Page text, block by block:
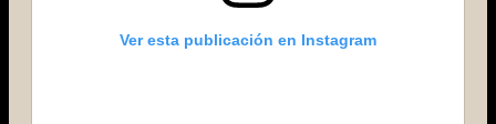
Ver esta publicación en Instagram